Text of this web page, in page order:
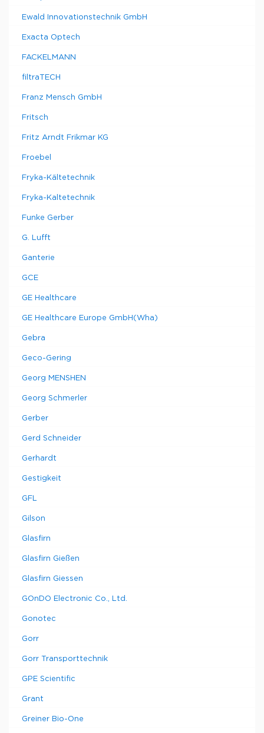
Ewald Innovationstechnik GmbH
Exacta Optech
FACKELMANN
filtraTECH
Franz Mensch GmbH
Fritsch
Fritz Arndt Frikmar KG
Froebel
Fryka-Kältetechnik
Fryka-Kaltetechnik
Funke Gerber
G. Lufft
Ganterie
GCE
GE Healthcare
GE Healthcare Europe GmbH(Wha)
Gebra
Geco-Gering
Georg MENSHEN
Georg Schmerler
Gerber
Gerd Schneider
Gerhardt
Gestigkeit
GFL
Gilson
Glasfirn
Glasfirn Gießen
Glasfirn Giessen
GOnDO Electronic Co., Ltd.
Gonotec
Gorr
Gorr Transporttechnik
GPE Scientific
Grant
Greiner Bio-One